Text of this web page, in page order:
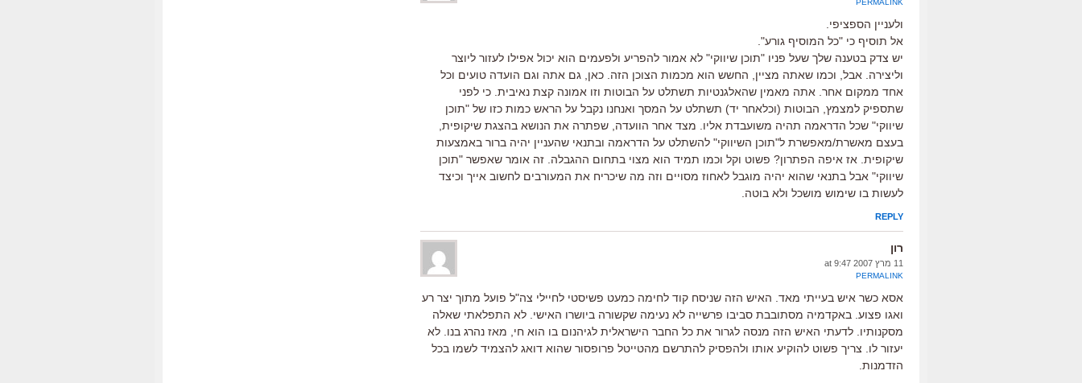
PERMALINK
ולעניין הספציפי.
אל תוסיף כי "כל המוסיף גורע".
יש צדק בטענה שלך שעל פניו "תוכן שיווקי" לא אמור להפריע ולפעמים הוא יכול אפילו לעזור ליוצר
וליצירה. אבל, וכמו שאתה מציין, החשש הוא מכמות הצוכן הזה. כאן, גם אתה וגם הועדה טועים וכל
אחד ממקום אחר. אתה מאמין שהאלגנטיות תשתלט על הבוטות וזו אמונה קצת נאיבית. כי לפני
שתספיק למצמץ, הבוטות (וכלאחר יד) תשתלט על המסך ואנחנו נקבל על הראש כמות כזו של "תוכן
שיווקי" שכל הדראמה תהיה משועבדת אליו. מצד אחר הוועדה, שפתרה את הנושא בהצגת שיקופית,
בעצם מאשרת/מאפשרת ל"תוכן השיווקי" להשתלט על הדראמה ובתנאי שהעניין יהיה ברור באמצעות
שיקופית. אז איפה הפתרון? פשוט וקל וכמו תמיד הוא מצוי בתחום ההגבלה. זה אומר שאפשר "תוכן
שיווקי" אבל בתנאי שהוא יהיה מוגבל לאחוז מסויים וזה מה שיכריח את המעורבים לחשוב אייך וכיצד
לעשות בו שימוש מושכל ולא בוטה.
REPLY
רון
11 מרץ 2007 at 9:47
PERMALINK
אסא כשר איש בעייתי מאד. האיש הזה שניסח קוד לחימה כמעט פשיסטי לחיילי צה"ל פועל מתוך יצר רע
ואגו פצוע. באקדמיה מסתובבת סביבו פרשייה לא נעימה שקשורה ביושרו האישי. לא התפלאתי שאלה
מסקנותיו. לדעתי האיש הזה מנסה לגרור את כל החבר הישראלית לגיהנום בו הוא חי, מאז נהרג בנו. לא
יעזור לו. צריך פשוט להוקיע אותו ולהפסיק להתרשם מהטייטל פרופסור שהוא דואג להצמיד לשמו בכל
הזדמנות.